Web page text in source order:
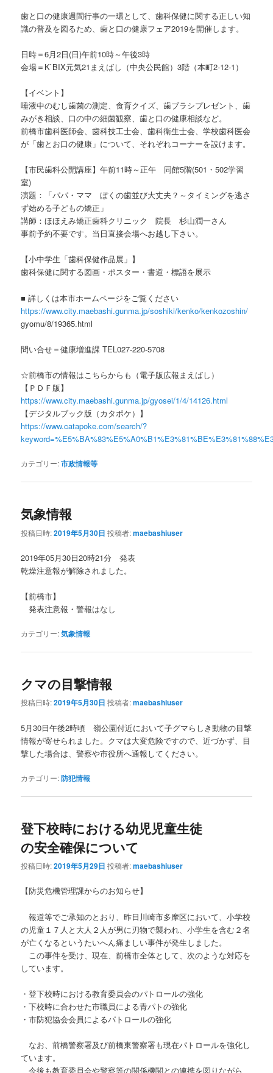
歯と口の健康週間行事の一環として、歯科保健に関する正しい知
識の普及を図るため、歯と口の健康フェア2019を開催します。
日時＝6月2日(日)午前10時～午後3時
会場＝K`BIX元気21まえばし（中央公民館）3階（本町2-12-1）
【イベント】
唾液中のむし歯菌の測定、食育クイズ、歯ブラシプレゼント、歯
みがき相談、口の中の細菌観察、歯と口の健康相談など。
前橋市歯科医師会、歯科技工士会、歯科衛生士会、学校歯科医会
が「歯とお口の健康」について、それぞれコーナーを設けます。
【市民歯科公開講座】午前11時～正午 同館5階(501・502学習
室)
演題：「パパ・ママ ぼくの歯並び大丈夫？～タイミングを逃さ
ず始める子どもの矯正」
講師：ほほえみ矯正歯科クリニック 院長 杉山潤一さん
事前予約不要です。当日直接会場へお越し下さい。
【小中学生「歯科保健作品展」】
歯科保健に関する図画・ポスター・書道・標語を展示
■ 詳しくは本市ホームページをご覧ください
https://www.city.maebashi.gunma.jp/soshiki/kenko/kenkozoshin/
gyomu/8/19365.html
問い合せ＝健康増進課 TEL027-220-5708
☆前橋市の情報はこちらからも（電子版広報まえばし）
【ＰＤＦ版】
https://www.city.maebashi.gunma.jp/gyosei/1/4/14126.html
【デジタルブック版（カタポケ）】
https://www.catapoke.com/search/?
カテゴリー:市政情報等
気象情報
投稿日時:2019年5月30日 投稿者:maebashiuser
2019年05月30日20時21分 発表
乾燥注意報が解除されました。
【前橋市】
発表注意報・警報はなし
カテゴリー:気象情報
クマの目撃情報
投稿日時:2019年5月30日 投稿者:maebashiuser
5月30日午後2時頃 嶺公園付近において子グマらしき動物の目撃
情報が寄せられました。クマは大変危険ですので、近づかず、目
撃した場合は、警察や市役所へ通報してください。
カテゴリー:防犯情報
登下校時における幼児児童生徒
の安全確保について
投稿日時:2019年5月29日 投稿者:maebashiuser
【防災危機管理課からのお知らせ】
報道等でご承知のとおり、昨日川崎市多摩区において、小学校
の児童１７人と大人２人が男に刃物で襲われ、小学生を含む２名
が亡くなるというたいへん痛ましい事件が発生しました。
この事件を受け、現在、前橋市全体として、次のような対応を
しています。
・登下校時における教育委員会のパトロールの強化
・下校時に合わせた市職員による青パトの強化
・市防犯協会会員によるパトロールの強化
なお、前橋警察署及び前橋東警察署も現在パトロールを強化し
ています。
今後も教育委員会や警察等の関係機関との連携を図りながら、